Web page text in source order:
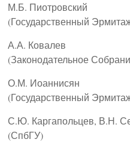
М.Б. Пиотровский
(Государственный
А.А. Ковалев
(Законодательное
О.М. Иоаннисян
(Государственный
С.Ю. Каргапольцев, В.Н.
(СпбГУ)